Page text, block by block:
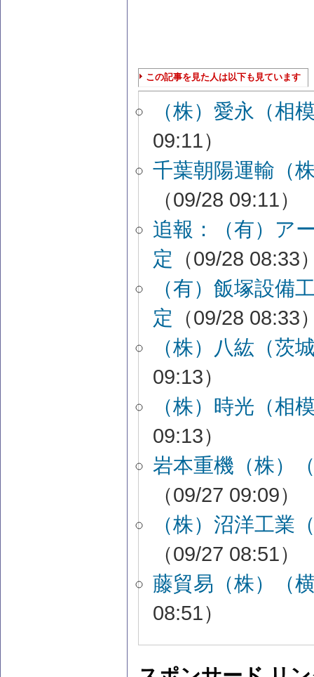
この記事を見た人は以下も見ています
（株）愛永（相
09:11）
千葉朝陽運輸（
（09/28 09:11）
追報：（有）ア
定 （09/28 08:33
（有）飯塚設備
定 （09/28 08:33
（株）八紘（茨
09:13）
（株）時光（相
09:13）
岩本重機（株）
（09/27 09:09）
（株）沼洋工業
（09/27 08:51）
藤貿易（株）（
08:51）